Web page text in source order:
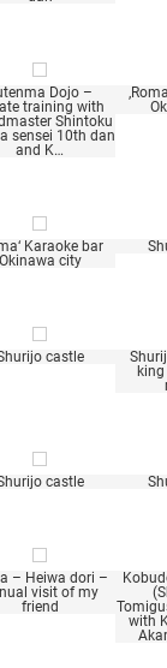
Dojo –
training with
Shintoku
sensei 10th dan
and K…
Karaoke bar
city
castle
castle
– Heiwa dori –
visit of my
friend
with